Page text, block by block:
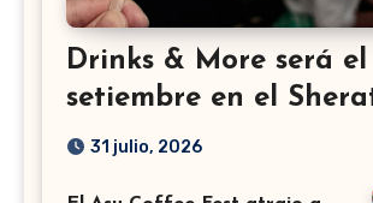
Drinks & More será
setiembre en el
31 julio, 2026